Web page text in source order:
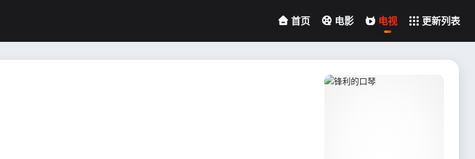
首页 电影 电视 更新列表